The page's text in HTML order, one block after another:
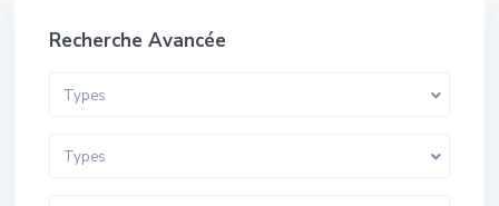
Recherche Avancée
Types
Types